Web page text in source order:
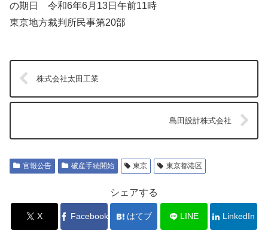
の期日 令和6年6月13日午前11時
東京地方裁判所民事第20部
株式会社太田工業
島田設計株式会社
官報公告 破産手続開始 東京 東京都港区
シェアする
X Facebook はてブ LINE LinkedIn